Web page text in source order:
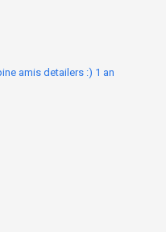
amis detailers :) 1 an